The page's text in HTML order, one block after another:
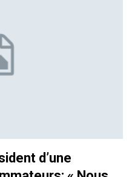
d’une